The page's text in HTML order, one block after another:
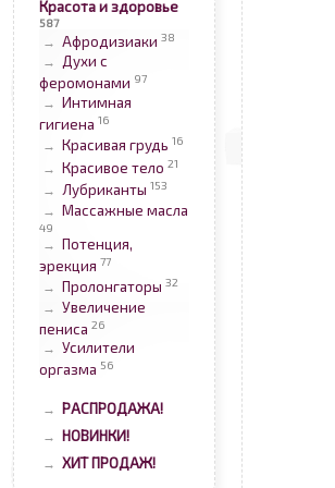
Красота и здоровье
587
→ Афродизиаки 38
→ Духи с
феромонами 97
→ Интимная
гигиена 16
→ Красивая грудь 16
→ Красивое тело 21
→ Лубриканты 153
→ Массажные масла
49
→
Потенция,
эрекция 77
→ Пролонгаторы 32
→
Увеличение
пениса 26
→ Усилители
оргазма 56
→ РАСПРОДАЖА!
→ НОВИНКИ!
→ ХИТ ПРОДАЖ!